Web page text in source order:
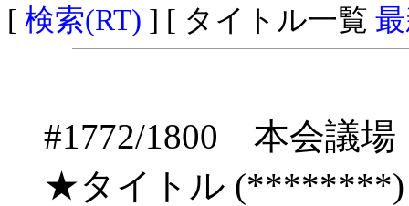
[ 検索(RT) ] [ タイトル一覧
#1772/1800 本会
★タイトル (********)